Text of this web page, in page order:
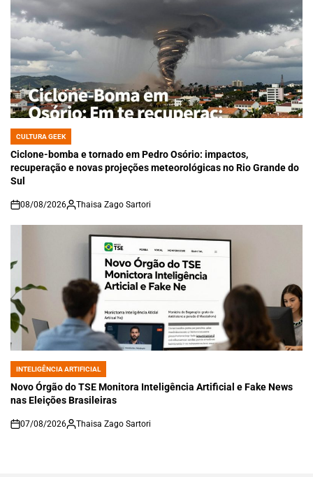
POSTED
IN
CULTURA GEEK
Ciclone-bomba e tornado em Pedro Osório: impactos,
recuperação e novas projeções meteorológicas no Rio Grande do
Sul
on
08/08/2026 Thaisa Zago Sartori
POSTED
IN
INTELIGÊNCIA ARTIFICIAL
Novo Órgão do TSE Monitora Inteligência Artificial e Fake News
nas Eleições Brasileiras
on
07/08/2026 Thaisa Zago Sartori